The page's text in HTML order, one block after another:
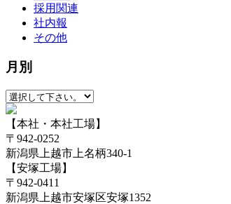
採用関連
社内報
その他
月別
【本社・本社工場】
〒942-0252
新潟県上越市上名柄340-1
【安塚工場】
〒942-0411
新潟県上越市安塚区安塚1352